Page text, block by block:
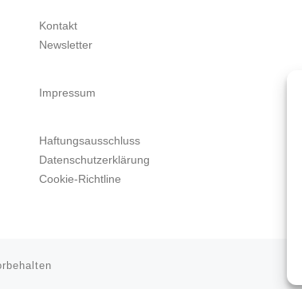
Kontakt
Newsletter
Impressum
Haftungsausschluss
Datenschutzerklärung
Cookie-Richtline